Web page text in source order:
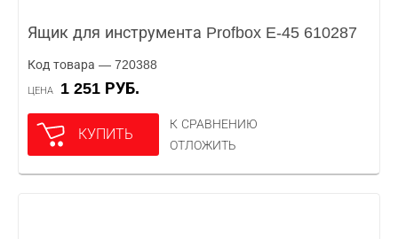
Ящик для инструмента Profbox E-45 610287
Код товара — 720388
ЦЕНА 1 251 РУБ.
КУПИТЬ
К СРАВНЕНИЮ
ОТЛОЖИТЬ